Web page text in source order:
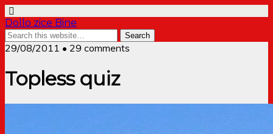
Dollo zice Bine
29/08/2011 • 29 comments
Topless quiz